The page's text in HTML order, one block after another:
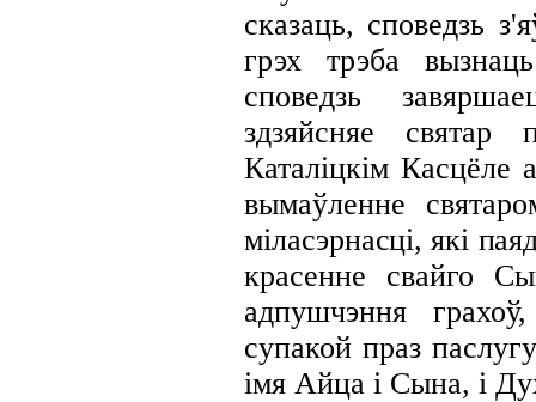
сказаць, споведзь
грэх трэба
споведзь
здзяйсняе святар
Каталіцкім Касцёле
вымаўленне
міласэрнасці, які
красенне свайго
адпушчэння
супакой праз
імя Айца і Сына, і